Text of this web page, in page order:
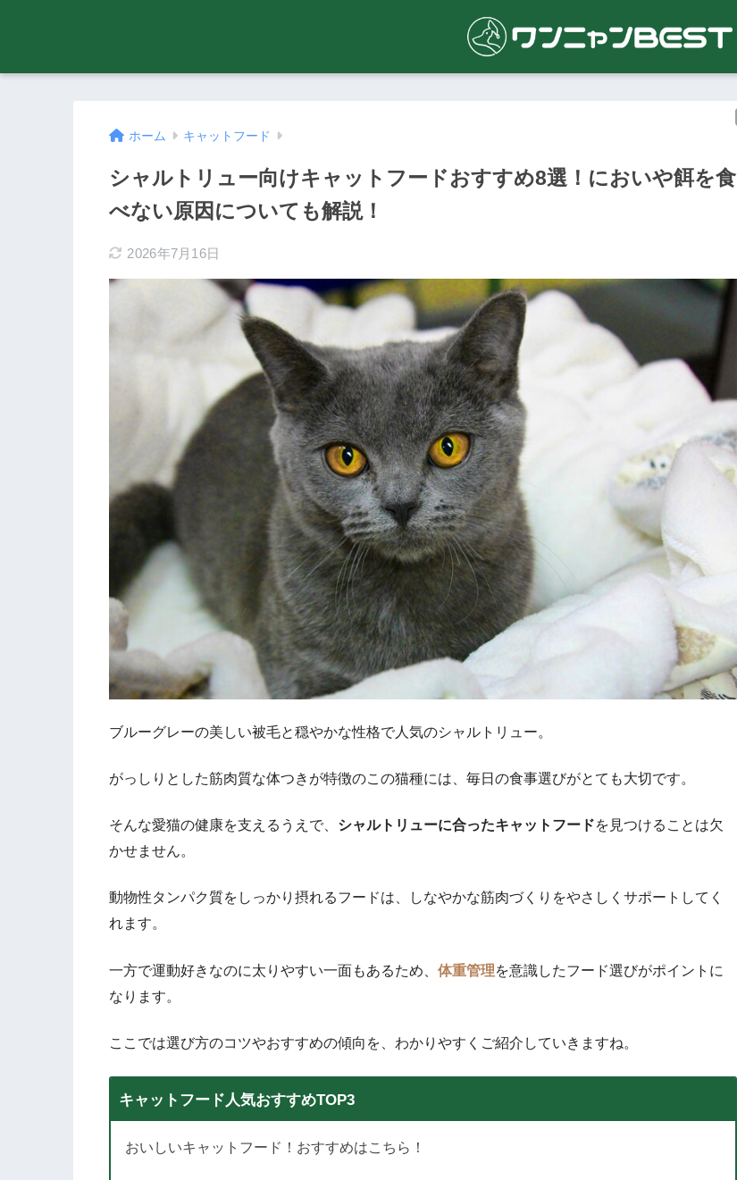
ホーム キャットフード
シャルトリュー向けキャットフードおすすめ8選！においや餌を食
べない原因についても解説！
2026年7月16日
ブルーグレーの美しい被毛と穏やかな性格で人気のシャルトリュー。
がっしりとした筋肉質な体つきが特徴のこの猫種には、毎日の食事選びがとても大切です。
そんな愛猫の健康を支えるうえで、 シャルトリューに合ったキャットフードを見つけることは欠
かせません。
動物性タンパク質をしっかり摂れるフードは、しなやかな筋肉づくりをやさしくサポートしてく
れます。
一方で運動好きなのに太りやすい一面もあるため、 体重管理を意識したフード選びがポイントに
なります。
ここでは選び方のコツやおすすめの傾向を、わかりやすくご紹介していきますね。
キャットフード人気おすすめTOP3
おいしいキャットフード！おすすめはこちら！